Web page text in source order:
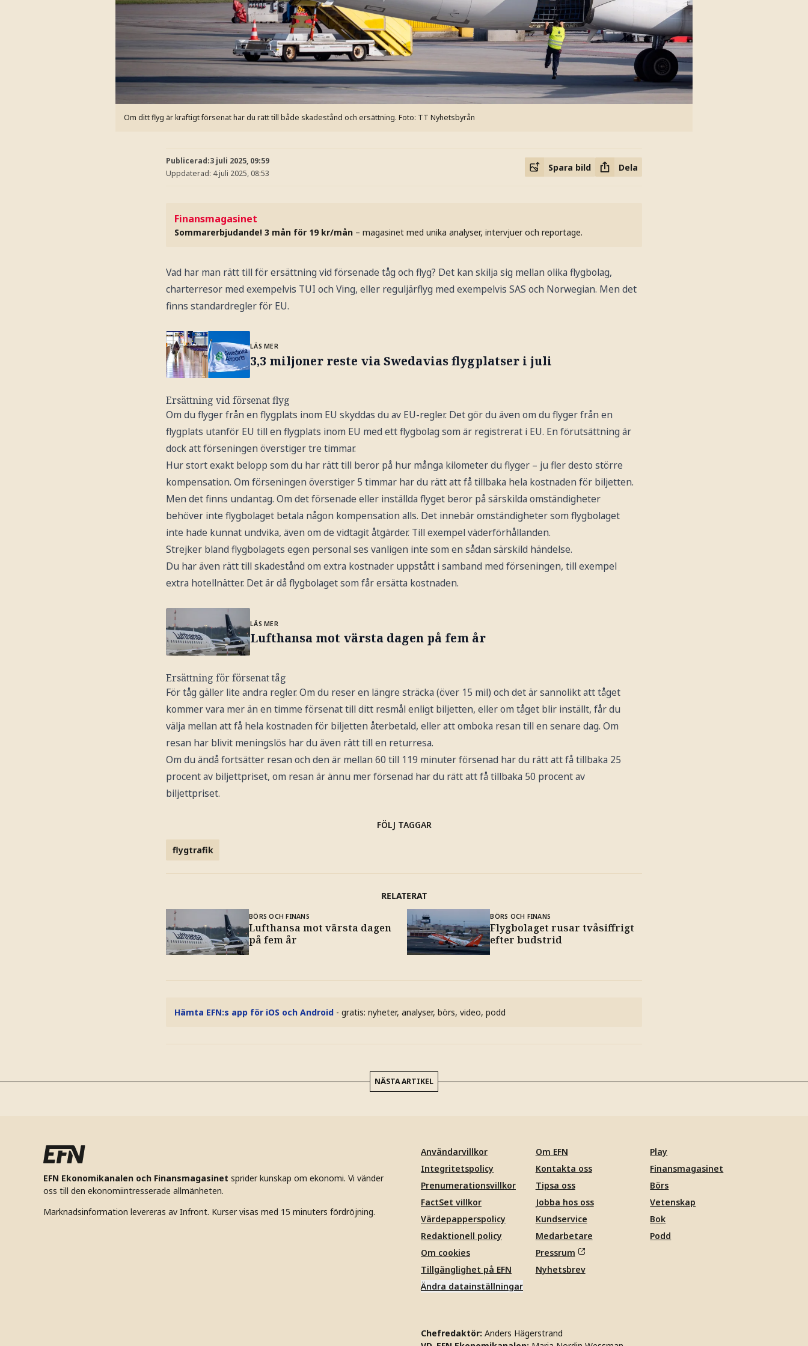
Om ditt flyg är kraftigt försenat har du rätt till både skadestånd och ersättning. Foto: TT Nyhetsbyrån
Publicerad:3 juli 2025, 09:59
Uppdaterad: 4 juli 2025, 08:53
Spara bild Dela
Finansmagasinet
Sommarerbjudande! 3 mån för 19 kr/mån – magasinet med unika analyser, intervjuer och reportage.
Vad har man rätt till för ersättning vid försenade tåg och flyg? Det kan skilja sig mellan olika flygbolag,
charterresor med exempelvis TUI och Ving, eller reguljärflyg med exempelvis SAS och Norwegian. Men det
finns standardregler för EU.
LÄS MER
3,3 miljoner reste via Swedavias flygplatser i juli
Ersättning vid försenat flyg
Om du flyger från en flygplats inom EU skyddas du av EU-regler. Det gör du även om du flyger från en
flygplats utanför EU till en flygplats inom EU med ett flygbolag som är registrerat i EU. En förutsättning är
dock att förseningen överstiger tre timmar.
Hur stort exakt belopp som du har rätt till beror på hur många kilometer du flyger – ju fler desto större
kompensation. Om förseningen överstiger 5 timmar har du rätt att få tillbaka hela kostnaden för biljetten.
Men det finns undantag. Om det försenade eller inställda flyget beror på särskilda omständigheter
behöver inte flygbolaget betala någon kompensation alls. Det innebär omständigheter som flygbolaget
inte hade kunnat undvika, även om de vidtagit åtgärder. Till exempel väderförhållanden.
Strejker bland flygbolagets egen personal ses vanligen inte som en sådan särskild händelse.
Du har även rätt till skadestånd om extra kostnader uppstått i samband med förseningen, till exempel
extra hotellnätter. Det är då flygbolaget som får ersätta kostnaden.
LÄS MER
Lufthansa mot värsta dagen på fem år
Ersättning för försenat tåg
För tåg gäller lite andra regler. Om du reser en längre sträcka (över 15 mil) och det är sannolikt att tåget
kommer vara mer än en timme försenat till ditt resmål enligt biljetten, eller om tåget blir inställt, får du
välja mellan att få hela kostnaden för biljetten återbetald, eller att omboka resan till en senare dag. Om
resan har blivit meningslös har du även rätt till en returresa.
Om du ändå fortsätter resan och den är mellan 60 till 119 minuter försenad har du rätt att få tillbaka 25
procent av biljettpriset, om resan är ännu mer försenad har du rätt att få tillbaka 50 procent av
biljettpriset.
FÖLJ TAGGAR
flygtrafik
RELATERAT
BÖRS OCH FINANS
Lufthansa mot värsta dagen
på fem år
BÖRS OCH FINANS
Flygbolaget rusar tvåsiffrigt
efter budstrid
Hämta EFN:s app för iOS och Android - gratis: nyheter, analyser, börs, video, podd
NÄSTA ARTIKEL
EFN Ekonomikanalen och Finansmagasinet sprider kunskap om ekonomi. Vi vänder
oss till den ekonomiintresserade allmänheten.
Marknadsinformation levereras av Infront. Kurser visas med 15 minuters fördröjning.
Användarvillkor
Integritetspolicy
Prenumerationsvillkor
FactSet villkor
Värdepapperspolicy
Redaktionell policy
Om cookies
Tillgänglighet på EFN
Ändra datainställningar
Om EFN
Kontakta oss
Tipsa oss
Jobba hos oss
Kundservice
Medarbetare
Pressrum
Nyhetsbrev
Play
Finansmagasinet
Börs
Vetenskap
Bok
Podd
Chefredaktör: Anders Hägerstrand